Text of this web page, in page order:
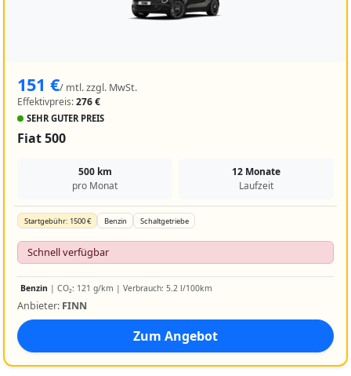
151 €/ mtl. zzgl. MwSt.
Effektivpreis:276 €
SEHR GUTER PREIS
Fiat 500
500 km
pro Monat
12 Monate
Laufzeit
Startgebühr: 1500 € Benzin Schaltgetriebe
Schnell verfügbar
Benzin | CO₂: 121 g/km | Verbrauch: 5.2 l/100km
Anbieter: FINN
Zum Angebot